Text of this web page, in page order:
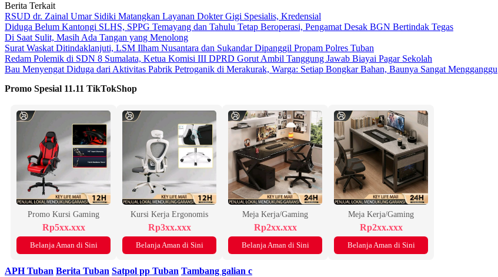
Berita Terkait
RSUD dr. Zainal Umar Sidiki Matangkan Layanan Dokter Gigi Spesialis, Kredensial
Diduga Belum Kantongi SLHS, SPPG Temayang dan Tahulu Tetap Beroperasi, Pengamat Desak BGN Bertindak Tegas
Di Saat Sulit, Masih Ada Tangan yang Menolong
Surat Waskat Ditindaklanjuti, LSM Ilham Nusantara dan Sukandar Dipanggil Propam Polres Tuban
Redam Polemik di SDN 8 Sumalata, Ketua Komisi III DPRD Gorut Ambil Tanggung Jawab Biayai Pagar Sekolah
Bau Menyengat Diduga dari Aktivitas Pabrik Petroganik di Merakurak, Warga: Setiap Bongkar Bahan, Baunya Sangat Mengganggu
Promo Spesial 11.11 TikTokShop
Promo Kursi Gaming
Rp5xx.xxx
Belanja Aman di Sini
Kursi Kerja Ergonomis
Rp3xx.xxx
Belanja Aman di Sini
Meja Kerja/Gaming
Rp2xx.xxx
Belanja Aman di Sini
Meja Kerja/Gaming
Rp2xx.xxx
Belanja Aman di Sini
APH Tuban Berita Tuban Satpol pp Tuban Tambang galian c